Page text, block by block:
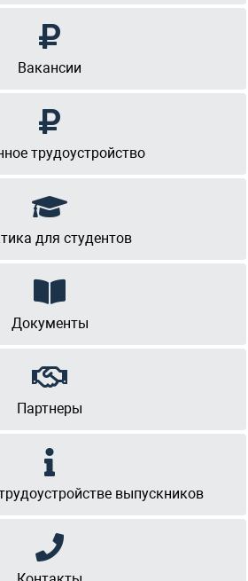
Вакансии
трудоустройство
для студентов
Документы
Партнеры
выпускников